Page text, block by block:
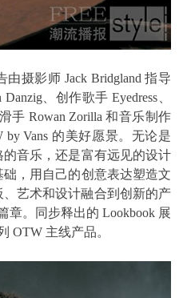
摄影师 Jack Bridgland 指导
、创作歌手 Eyedress、
手 Rowan Zorilla 和音乐制作
by Vans 的美好愿景。无论是
音乐，还是富有远见的设计
，用自己的创意表达塑造文
、艺术和设计融合到创新的产
章。同步释出的 Lookbook 展
OTW 主线产品。